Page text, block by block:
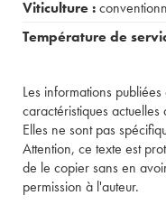
Viticulture :
Température de
Les informations
caractéristiques
Elles ne sont pas
Attention, ce texte est
de le copier sans en
permission à l'auteur.